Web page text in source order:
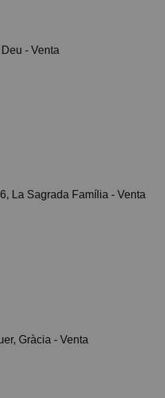
- Venta
La Sagrada Família - Venta
Gràcia - Venta